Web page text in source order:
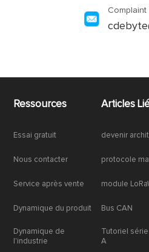
Complaint
Ressources
Essai gratuit
Nous contacter
Service après vente
Dynamique du produit
Dynamique de
l'industrie
Articles
devenir
protocole
module
Bus CAN
Tutoriel série
A